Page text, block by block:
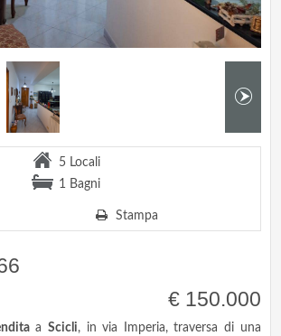
5 Locali
1 Bagni
Stampa
€ 150.000
a Scicli, in via Imperia, traversa di una